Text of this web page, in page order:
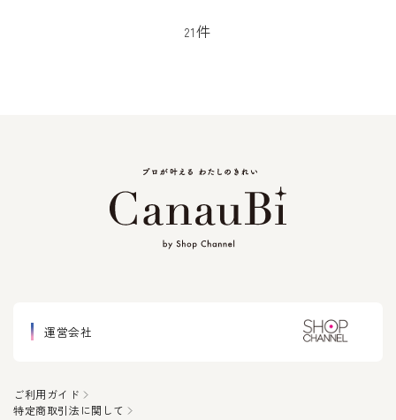
21件
運営会社
ご利用ガイド
特定商取引法に関して